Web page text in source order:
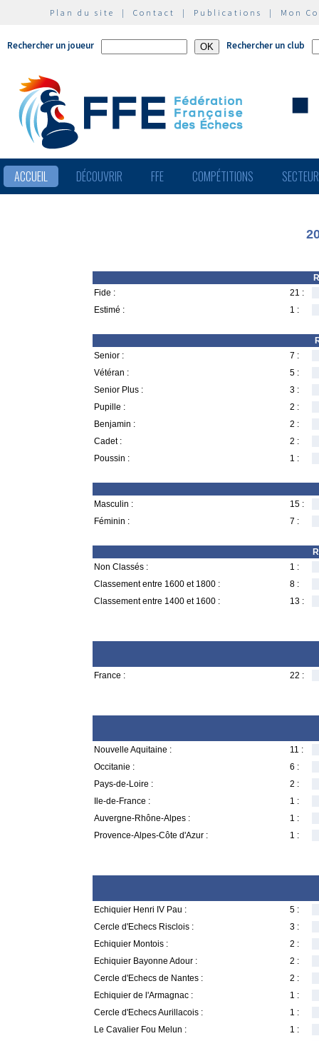
Plan du site | Contact | Publications | Mon
Rechercher un joueur Rechercher un club
ACCUEIL DÉCOUVRIR FFE COMPÉTITIONS
Fide :
21 :
Estimé :
1 :
Senior :
7 :
Vétéran :
5 :
Senior Plus :
3 :
Pupille :
2 :
Benjamin :
2 :
Cadet :
2 :
Poussin :
1 :
Masculin :
15 :
Féminin :
7 :
Non Classés :
1 :
Classement entre 1600 et 1800 :
8 :
Classement entre 1400 et 1600 :
13 :
France : 22 :
Nouvelle Aquitaine :
11 :
Occitanie :
6 :
Pays-de-Loire :
2 :
Ile-de-France :
1 :
Auvergne-Rhône-Alpes :
1 :
Provence-Alpes-Côte d'Azur :
1 :
Echiquier Henri IV Pau :
5 :
Cercle d'Echecs Risclois :
3 :
Echiquier Montois :
2 :
Echiquier Bayonne Adour :
2 :
Cercle d'Echecs de Nantes :
2 :
Echiquier de l'Armagnac :
1 :
Cercle d'Echecs Aurillacois :
1 :
Le Cavalier Fou Melun :
1 :